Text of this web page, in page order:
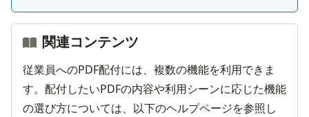
関連コンテンツ
従業員へのPDF配付には、複数の機能を利用できま
す。配付したいPDFの内容や利用シーンに応じた機能
の選び方については、以下のヘルプページを参照し